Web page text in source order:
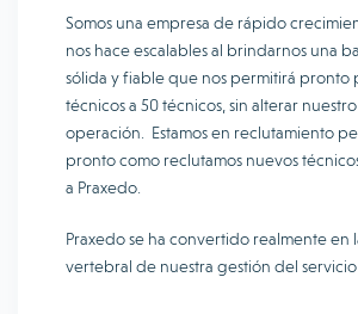
Somos una empresa de rápido
nos hace escalables al brindarnos una
sólida y fiable que nos permitirá pronto
técnicos a 50 técnicos, sin alterar
operación. Estamos en reclutamiento
pronto como reclutamos nuevos
a Praxedo.
Praxedo se ha convertido realmente en
vertebral de nuestra gestión del servicio